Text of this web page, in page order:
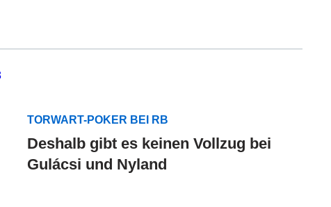
TORWART-POKER BEI RB
Deshalb gibt es keinen Vollzug bei
Gulácsi und Nyland